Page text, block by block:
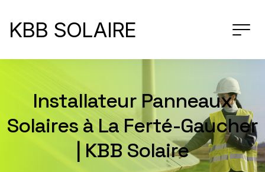
KBB SOLAIRE
Installateur Panneaux
Solaires à La Ferté-Gaucher
| KBB Solaire